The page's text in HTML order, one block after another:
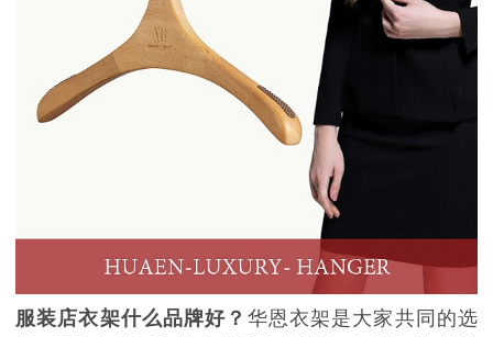
服装店衣架什么品牌好？ 华恩衣架是大家共同的选